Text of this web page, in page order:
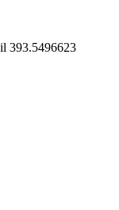
393.5496623